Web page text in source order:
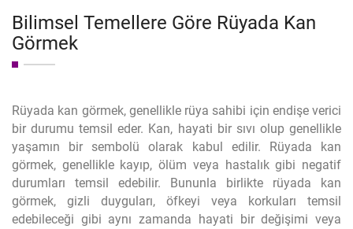
Bilimsel Temellere Göre Rüyada Kan
Görmek
Rüyada kan görmek, genellikle rüya sahibi için endişe verici
bir durumu temsil eder. Kan, hayati bir sıvı olup genellikle
yaşamın bir sembolü olarak kabul edilir. Rüyada kan
görmek, genellikle kayıp, ölüm veya hastalık gibi negatif
durumları temsil edebilir. Bununla birlikte rüyada kan
görmek, gizli duyguları, öfkeyi veya korkuları temsil
edebileceği gibi aynı zamanda hayati bir değişimi veya